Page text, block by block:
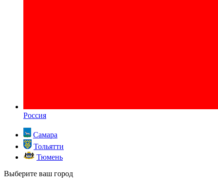
Россия
Самара
Тольятти
Тюмень
Выберите ваш город